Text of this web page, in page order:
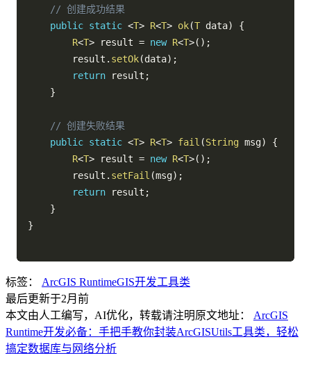
// 创建成功结果
public static <T> R<T> ok(T data)
{
R<T> result = new R<T>( ) ;
        result
. setOk(data) ;
return result ;
}
// 创建失败结果
public static <T> R<T> fail (String msg)
{
R<T> result = new R<T>( ) ;
        result
. setFail (msg) ;
return result ;
}
}
标签： ArcGIS RuntimeGIS开发工具类
最后更新于2月前
本文由人工编写，AI优化，转载请注明原文地址： ArcGIS
Runtime开发必备：手把手教你封装ArcGISUtils工具类，轻松
搞定数据库与网络分析